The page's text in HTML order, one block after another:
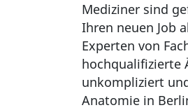
Mediziner sind
Ihren neuen Job
Experten von
hochqualifizierte
unkompliziert
Anatomie in